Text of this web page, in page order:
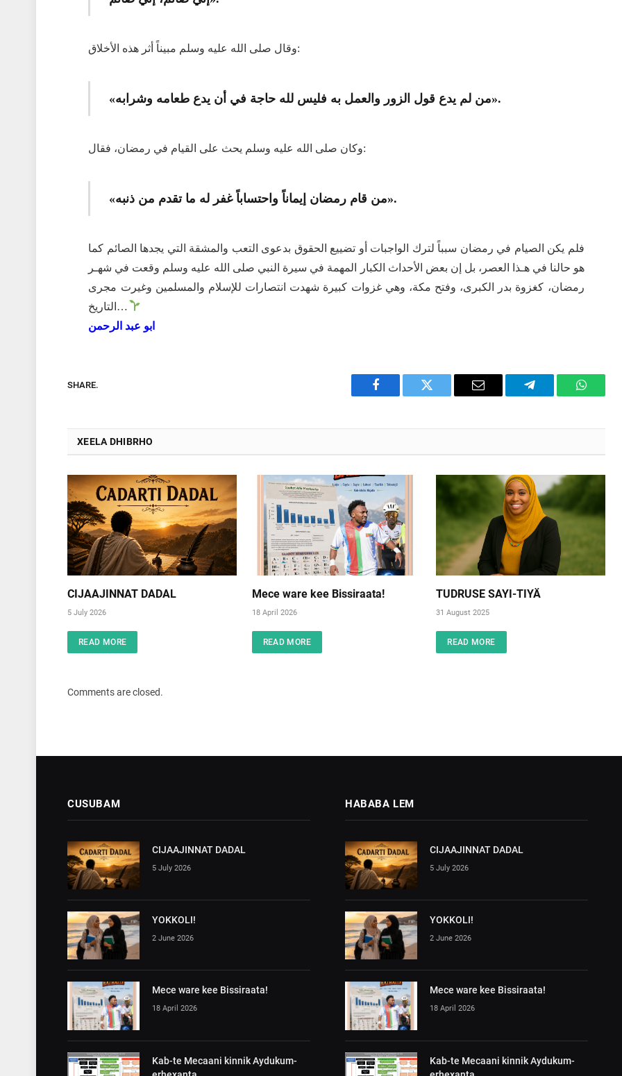
وقال صلى الله عليه وسلم مبيناً أثر هذه الأخلاق:
«من لم يدع قول الزور والعمل به فليس لله حاجة في أن يدع طعامه وشرابه».
وكان صلى الله عليه وسلم يحث على القيام في رمضان، فقال:
«من قام رمضان إيماناً واحتساباً غفر له ما تقدم من ذنبه».
فلم يكن الصيام في رمضان سبباً لترك الواجبات أو تضييع الحقوق بدعوى التعب والمشقة التي يجدها الصائم كما
هو حالنا في هـذا العصر، بل إن بعض الأحداث الكبار المهمة في سيرة النبي صلى الله عليه وسلم وقعت في شهـر
رمضان، كغزوة بدر الكبرى، وفتح مكة، وهي غزوات كبيرة شهدت انتصارات للإسلام والمسلمين وغيرت مجرى
التاريخ…
ابو عبد الرحمن
SHARE.
Facebook Twitter Email Telegram
XEELA DHIBRHO
CIJAAJINNAT DADAL
5 July 2026
READ MORE
Mece ware kee Bissiraata!
18 April 2026
READ MORE
TUDRUSE SAYI-TIYÄ
31 August 2025
READ MORE
Comments are closed.
CUSUBAM
CIJAAJINNAT DADAL
5 July 2026
YOKKOLI!
2 June 2026
Mece ware kee Bissiraata!
18 April 2026
Kab-te Mecaani kinnik Aydukum-
HABABA LEM
CIJAAJINNAT DADAL
5 July 2026
YOKKOLI!
2 June 2026
Mece ware kee Bissiraata!
18 April 2026
Kab-te Mecaani kinnik Aydukum-